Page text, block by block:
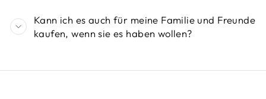
Kann ich es auch für meine Familie und Freunde
kaufen, wenn sie es haben wollen?